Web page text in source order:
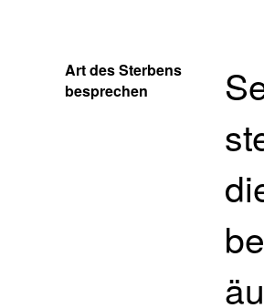
Art des Sterbens
besprechen